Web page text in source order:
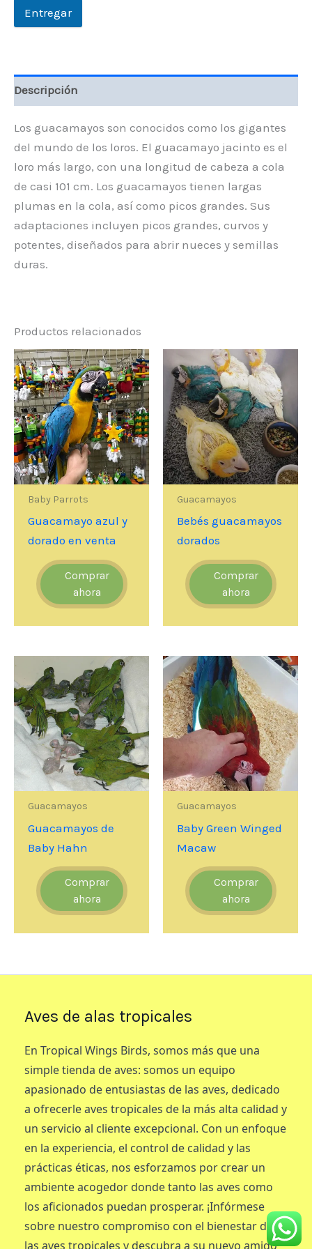
Entregar
Descripción
Los guacamayos son conocidos como los gigantes
del mundo de los loros. El guacamayo jacinto es el
loro más largo, con una longitud de cabeza a cola
de casi 101 cm. Los guacamayos tienen largas
plumas en la cola, así como picos grandes. Sus
adaptaciones incluyen picos grandes, curvos y
potentes, diseñados para abrir nueces y semillas
duras.
Productos relacionados
Baby Parrots
Guacamayo azul y
dorado en venta
Comprar
ahora
Guacamayos
Bebés guacamayos
dorados
Comprar
ahora
Guacamayos
Guacamayos de
Baby Hahn
Comprar
ahora
Guacamayos
Baby Green Winged
Macaw
Comprar
ahora
Aves de alas tropicales
En Tropical Wings Birds, somos más que una
simple tienda de aves: somos un equipo
apasionado de entusiastas de las aves, dedicado
a ofrecerle aves tropicales de la más alta calidad y
un servicio al cliente excepcional. Con un enfoque
en la experiencia, el control de calidad y las
prácticas éticas, nos esforzamos por crear un
ambiente acogedor donde tanto las aves como
los aficionados puedan prosperar. ¡Infórmese
sobre nuestro compromiso con el bienestar de
las aves tropicales y descubra a su nuevo amigo